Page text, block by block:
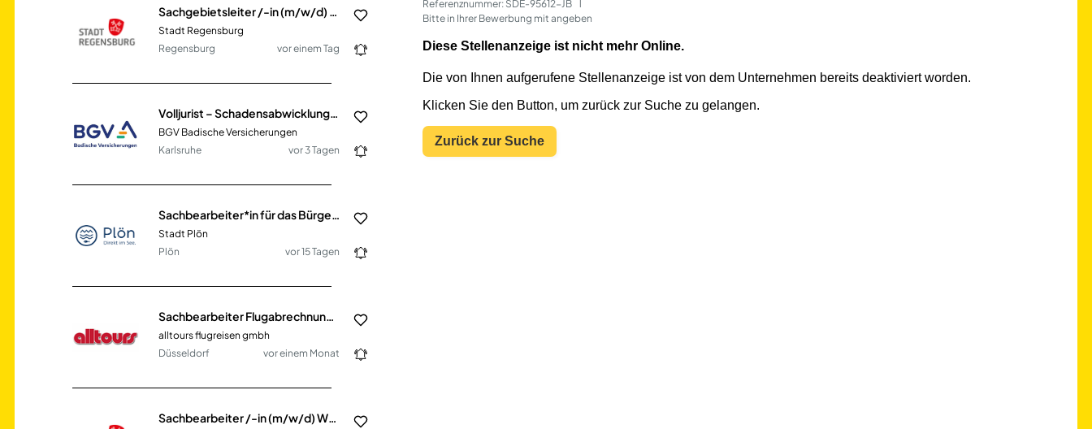
Stadt Regensburg
Regensburg
vor einem Tag
Volljurist – Schadensabwicklung, Haftpflicht & Unfallversicherung (m/w/d)
BGV Badische Versicherungen
Karlsruhe
vor 3 Tagen
Stadt Plön
Plön
vor 15 Tagen
Sachbearbeiter Flugabrechnung (m/w/d)
alltours flugreisen gmbh
Düsseldorf
vor einem Monat
Sachbearbeiter /-in (m/w/d) Wertermittlung
Referenznummer: SDE-95612-JB
Bitte in Ihrer Bewerbung mit angeben